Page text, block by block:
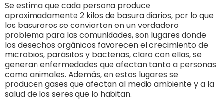
Se estima que cada persona produce
aproximadamente 2 kilos de basura diarios, por lo que
los basureros se convierten en un verdadero
problema para las comunidades, son lugares donde
los desechos orgánicos favorecen el crecimiento de
microbios, parásitos y bacterias, claro con ellas, se
generan enfermedades que afectan tanto a personas
como animales. Además, en estos lugares se
producen gases que afectan al medio ambiente y a la
salud de los seres que lo habitan.